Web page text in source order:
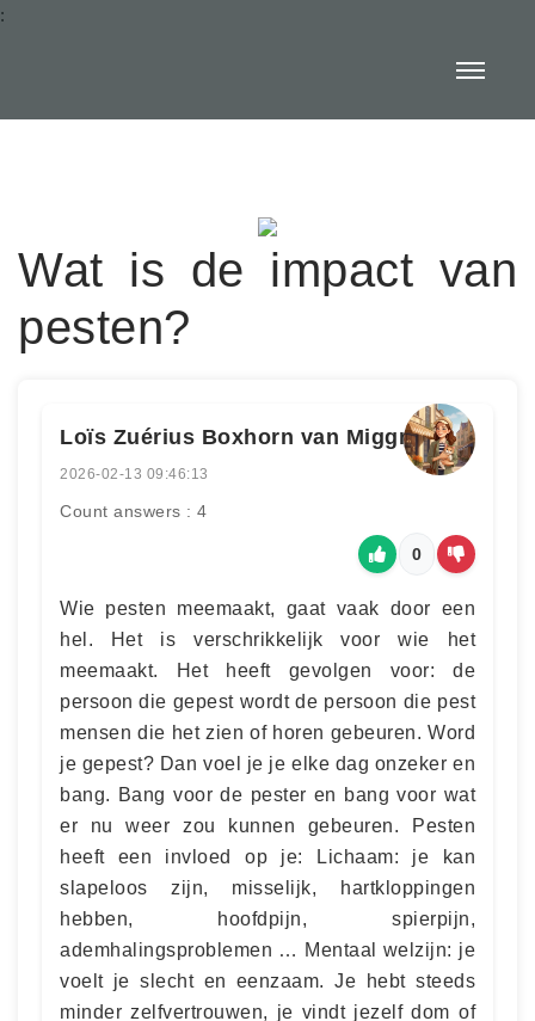
:
Wat is de impact van
pesten?
Loïs Zuérius Boxhorn van Miggrode
2026-02-13 09:46:13
Count answers : 4
0
Wie pesten meemaakt, gaat vaak door een
hel. Het is verschrikkelijk voor wie het
meemaakt. Het heeft gevolgen voor: de
persoon die gepest wordt de persoon die pest
mensen die het zien of horen gebeuren. Word
je gepest? Dan voel je je elke dag onzeker en
bang. Bang voor de pester en bang voor wat
er nu weer zou kunnen gebeuren. Pesten
heeft een invloed op je: Lichaam: je kan
slapeloos zijn, misselijk, hartkloppingen
hebben, hoofdpijn, spierpijn,
ademhalingsproblemen … Mentaal welzijn: je
voelt je slecht en eenzaam. Je hebt steeds
minder zelfvertrouwen, je vindt jezelf dom of